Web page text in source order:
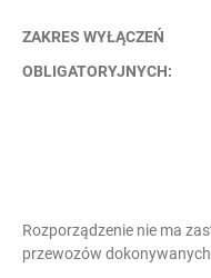
ZAKRES WYŁĄCZEŃ
OBLIGATORYJNYCH:
Rozporządzenie nie ma
przewozów